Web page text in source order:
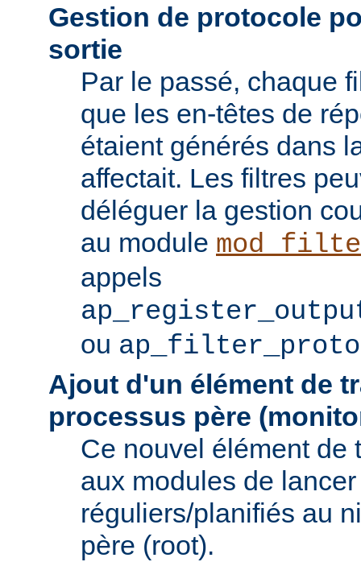
Gestion de protocole
sortie
Par le passé, chaque
que les en-têtes de
étaient générés dans
affectait. Les filtres
déléguer la gestion
au module
appels
ou
Ajout d'un élément de
processus père
Ce nouvel élément de
aux modules de
réguliers/planifiés au
père (root).